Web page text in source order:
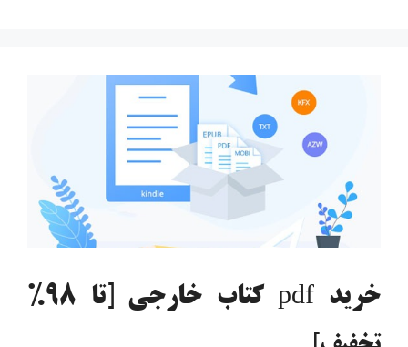
خرید pdf کتاب خارجی [تا 98%